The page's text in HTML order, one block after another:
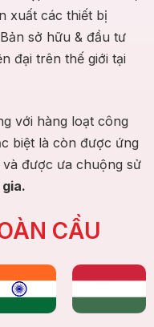
xuất các thiết bị
sở hữu & đầu tư
đại trên thế giới tại
với hàng loạt công
biệt là còn được ứng
và được ưa chuộng sử
CẦU